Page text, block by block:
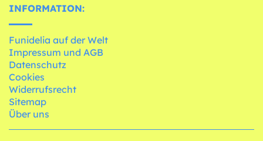
INFORMATION:
Funidelia auf der Welt
Impressum und AGB
Datenschutz
Cookies
Widerrufsrecht
Sitemap
Über uns